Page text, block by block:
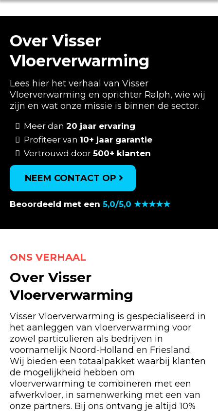
Over Visser
Vloerverwarming
Lees hier het verhaal van Visser
Vloerverwarming en oprichter Ralph, wie wij
zijn en wat onze missie is binnen de sector.
Meer dan 20 jaar ervaring
Profiteer van 10+ jaar garantie
Vertrouwd door 500+ klanten
NEEM CONTACT OP
Beoordeeld met een 5,0/5,0 ★★★★★
ONS VERHAAL
Over Visser
Vloerverwarming
Visser Vloerverwarming is gespecialiseerd in
het aanleggen van vloerverwarming voor
zowel particulieren als bedrijven in
voornamelijk Noord-Holland en Friesland.
Wij bieden een totaalpakket waarbij klanten
de mogelijkheid hebben om
vloerverwarming te combineren met een
afwerkvloer, in samenwerking met een van
onze partners. Bij ons ontvang je altijd 10%